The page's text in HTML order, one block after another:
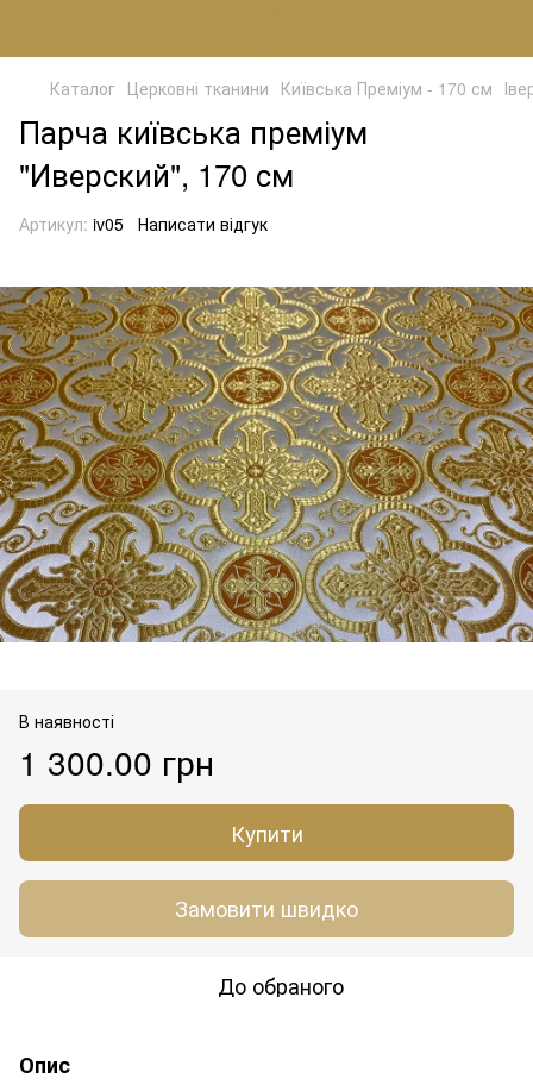
Каталог Церковні тканини Київська Преміум - 170 см
Парча київська преміум
"Иверский", 170 см
Артикул: iv05 Написати відгук
В наявності
1 300.00 грн
Купити
Замовити швидко
До обраного
Опис